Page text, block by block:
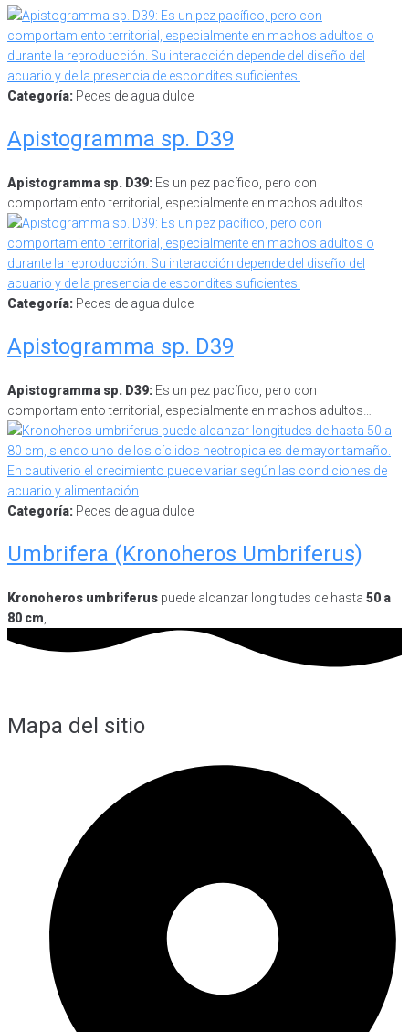
Categoría: Peces de agua dulce
Apistogramma sp. D39
Apistogramma sp. D39: Es un pez pacífico, pero con
comportamiento territorial, especialmente en machos adultos…
Categoría: Peces de agua dulce
Apistogramma sp. D39
Apistogramma sp. D39: Es un pez pacífico, pero con
comportamiento territorial, especialmente en machos adultos…
Categoría: Peces de agua dulce
Umbrifera (Kronoheros Umbriferus)
Kronoheros umbriferus puede alcanzar longitudes de hasta 50 a
80 cm
Mapa del sitio